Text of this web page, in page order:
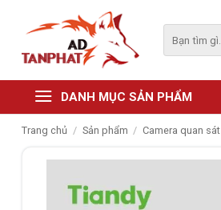
content
kiếm:
DANH MỤC SẢN PHẨM
Trang chủ / Sản phẩm / Camera quan sát